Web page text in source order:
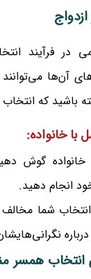
در فرآیند
آن‌ها
باشید که
با خانواده:
گوش
انجام دهید.
انتخاب شما
درباره
انتخاب همسر